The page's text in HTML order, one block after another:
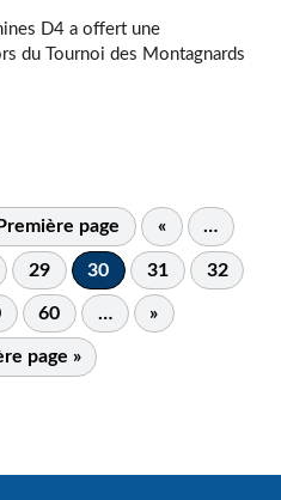
D4 a offert une
du Tournoi des Montagnards
page « …
29 30 31 32
60 … »
page »